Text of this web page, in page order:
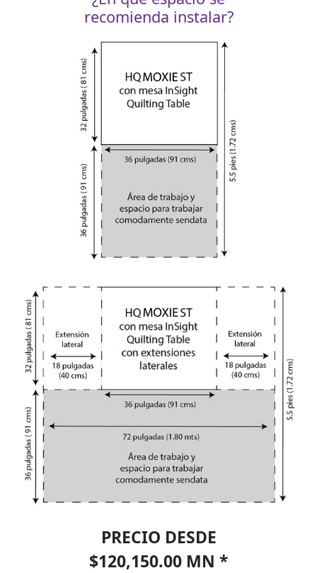
recomienda instalar?
PRECIO DESDE
$120,150.00 MN *